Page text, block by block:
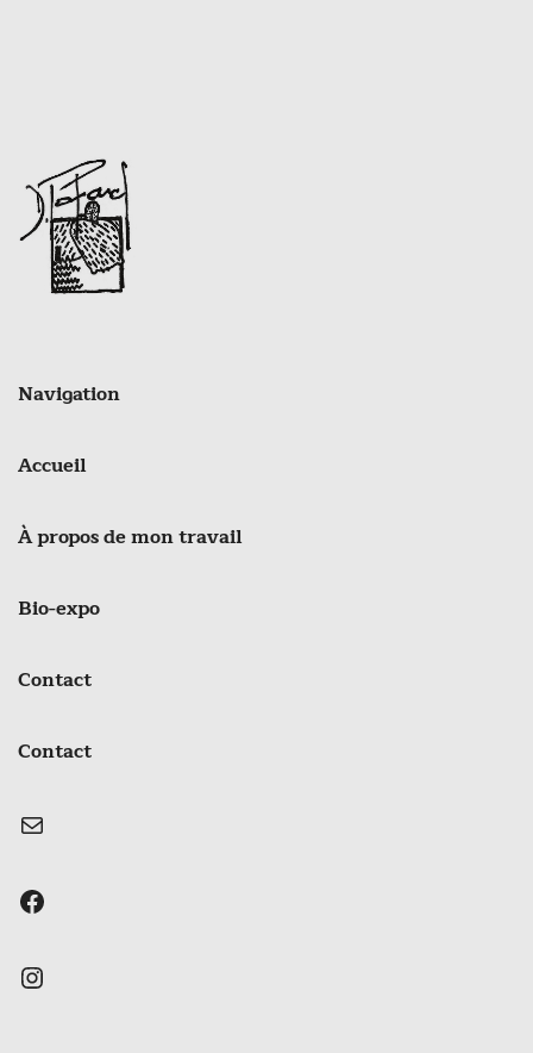
Navigation
Accueil
À propos de mon travail
Bio-expo
Contact
Contact
E-mail
Facebook
Instagram